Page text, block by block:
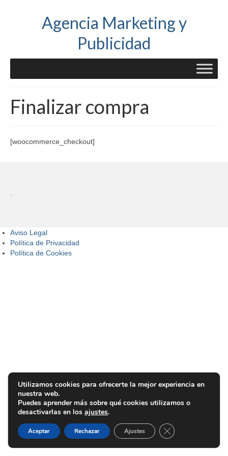
Agencia Marketing y
Publicidad
Finalizar compra
[woocommerce_checkout]
Utilizamos cookies para ofrecerte la mejor experiencia en
nuestra web.
Puedes aprender más sobre qué cookies utilizamos o
desactivarlas en los ajustes.
Aceptar Rechazar Ajustes Cerrar el banner
Aviso Legal
Política de Privacidad
Política de Cookies